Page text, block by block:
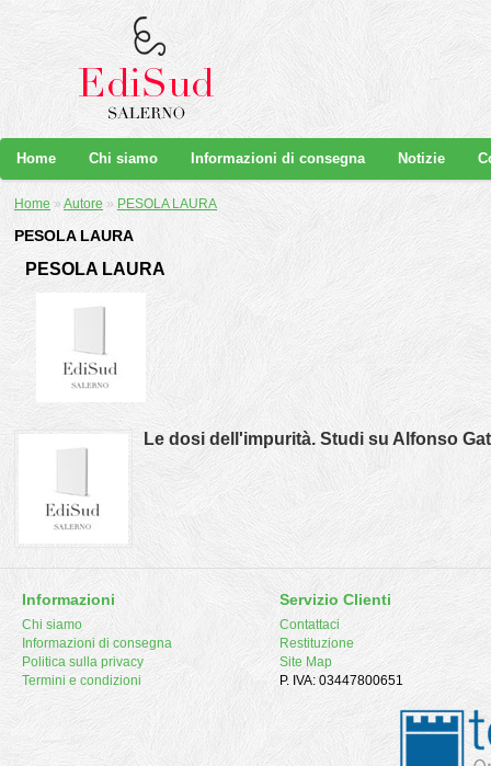
Home Chi siamo Informazioni di consegna Notizie
Home » Autore » PESOLA LAURA
PESOLA LAURA
PESOLA LAURA
Le dosi dell'impurità. Studi su Alfonso
Informazioni
Chi siamo
Informazioni di consegna
Politica sulla privacy
Termini e condizioni
Servizio Clienti
Contattaci
Restituzione
Site Map
P. IVA: 03447800651